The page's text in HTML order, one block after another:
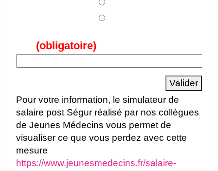
(obligatoire)
Valider
Pour votre information, le simulateur de
salaire post Ségur réalisé par nos collègues
de Jeunes Médecins vous permet de
visualiser ce que vous perdez avec cette
mesure
https://www.jeunesmedecins.fr/salaire-